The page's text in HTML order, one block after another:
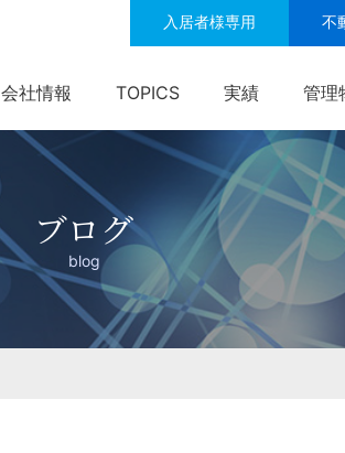
入居者様専用 不
会社情報 TOPICS 実績 管理
ブログ
blog